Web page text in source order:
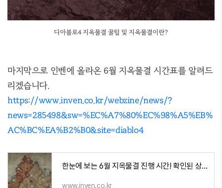
디아블로4 지옥물결 꿀팁 및 지옥물결이란?
마지막으로 인벤에 올라온 6월 지옥물결 시간표를 알려드
리겠습니다.
https://www.inven.co.kr/webzine/news/?
news=285498&sw=%EC%A7%80%EC%98%A5%EB%
AC%BC%EA%B2%B0&site=diablo4
한눈에 보는 6월 지옥물결 진행 시간! 확인된 상자 위치 정보는?
www.inven.co.kr